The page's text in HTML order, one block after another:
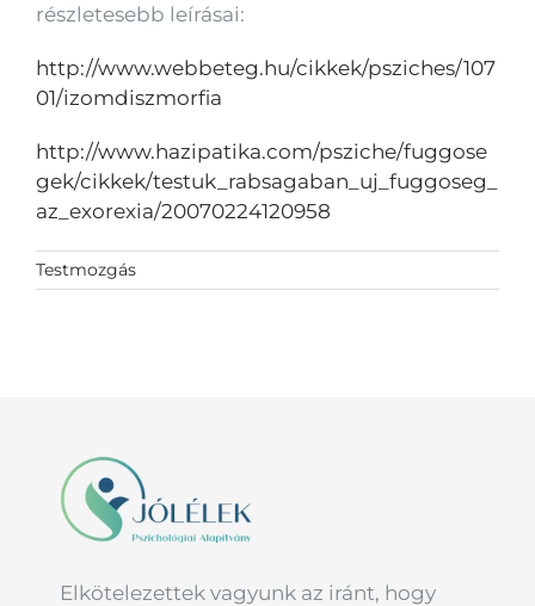
részletesebb leírásai:
http://www.webbeteg.hu/cikkek/psziches/107
01/izomdiszmorfia
http://www.hazipatika.com/psziche/fuggose
gek/cikkek/testuk_rabsagaban_uj_fuggoseg_
az_exorexia/20070224120958
Testmozgás
Elkötelezettek vagyunk az iránt, hogy